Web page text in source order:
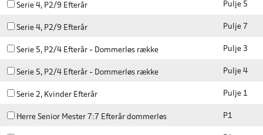
Serie 4, P2/9 Efterår Pulje 5
Serie 4, P2/9 Efterår Pulje 7
Serie 5, P2/4 Efterår - Dommerløs række Pulje 3
Serie 5, P2/4 Efterår - Dommerløs række Pulje 4
Serie 2, Kvinder Efterår Pulje 1
Herre Senior Mester 7:7 Efterår dommerløs P1